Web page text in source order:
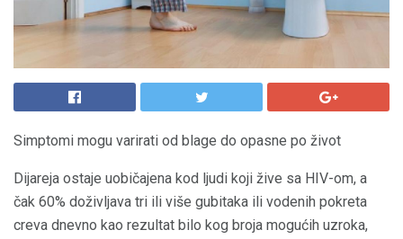
Simptomi mogu varirati od blage do opasne po život
Dijareja ostaje uobičajena kod ljudi koji žive sa HIV-om, a
čak 60% doživljava tri ili više gubitaka ili vodenih pokreta
creva dnevno kao rezultat bilo kog broja mogućih uzroka,